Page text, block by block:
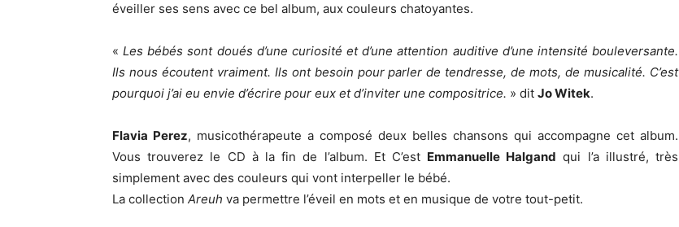
éveiller ses sens avec ce bel album, aux couleurs chatoyantes.
«Les bébés sont doués d’une curiosité et d’une attention auditive d’une intensité bouleversante.
Ils nous écoutent vraiment. Ils ont besoin pour parler de tendresse, de mots, de musicalité. C’est
pourquoi j’ai eu envie d’écrire pour eux et d’inviter une compositrice. » dit Jo Witek.
Flavia Perez, musicothérapeute a composé deux belles chansons qui accompagne cet album.
Vous trouverez le CD à la fin de l’album. Et C’est Emmanuelle Halgand qui l’a illustré, très
simplement avec des couleurs qui vont interpeller le bébé.
La collection Areuh va permettre l’éveil en mots et en musique de votre tout-petit.